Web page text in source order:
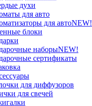
духи
для авто
для автоNEW!
блоки
наборыNEW!
сертификаты
для диффузоров
для свечей